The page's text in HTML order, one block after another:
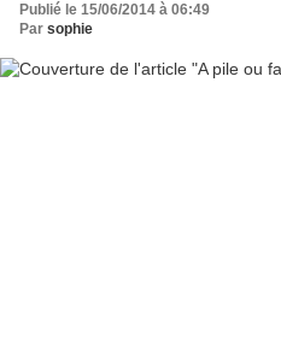
Publié le 15/06/2014 à 06:49
Par sophie